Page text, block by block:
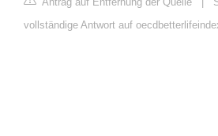
vollständige Antwort auf